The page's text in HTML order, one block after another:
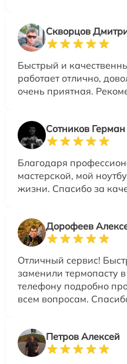
Скворцов
Быстрый и
работает отлично,
очень приятная.
Сотников Герман
Благодаря
мастерской, мой
жизни. Спасибо за
Дорофеев
Отличный сервис!
заменили термопасту
телефону подробно
всем вопросам.
Петров Алексей